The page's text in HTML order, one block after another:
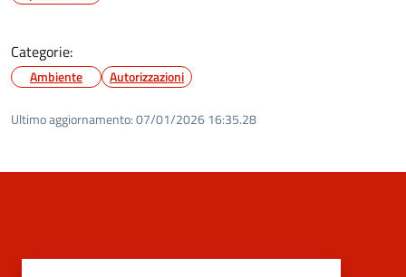
Categorie:
Ambiente Autorizzazioni
Ultimo aggiornamento:07/01/2026 16:35.28